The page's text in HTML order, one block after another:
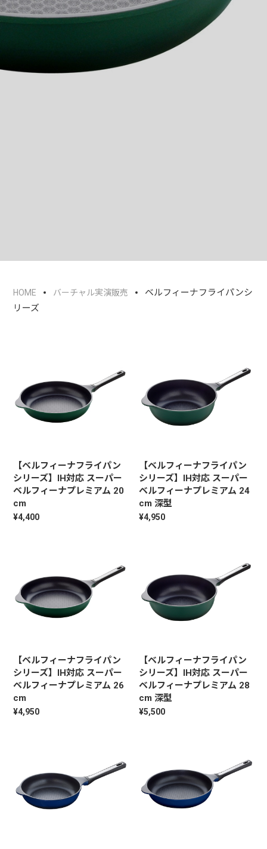
HOME バーチャル実演販売
ベルフィーナフライパンシ
リーズ
【ベルフィーナフライパン
シリーズ】IH対応 スーパー
ベルフィーナプレミアム 20
cm
¥4,400
【ベルフィーナフライパン
シリーズ】IH対応 スーパー
ベルフィーナプレミアム 24
cm 深型
¥4,950
【ベルフィーナフライパン
シリーズ】IH対応 スーパー
ベルフィーナプレミアム 26
cm
¥4,950
【ベルフィーナフライパン
シリーズ】IH対応 スーパー
ベルフィーナプレミアム 28
cm 深型
¥5,500